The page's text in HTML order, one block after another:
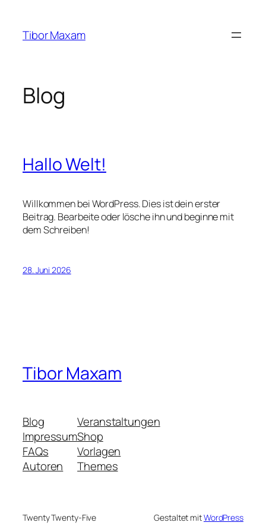
springen
Tibor Maxam
Blog
Hallo Welt!
Willkommen bei WordPress. Dies ist dein erster
Beitrag. Bearbeite oder lösche ihn und beginne mit
dem Schreiben!
28. Juni 2026
Tibor Maxam
Blog
Impressum
FAQs
Autoren
Veranstaltungen
Shop
Vorlagen
Themes
Twenty Twenty-Five Gestaltet mitWordPress